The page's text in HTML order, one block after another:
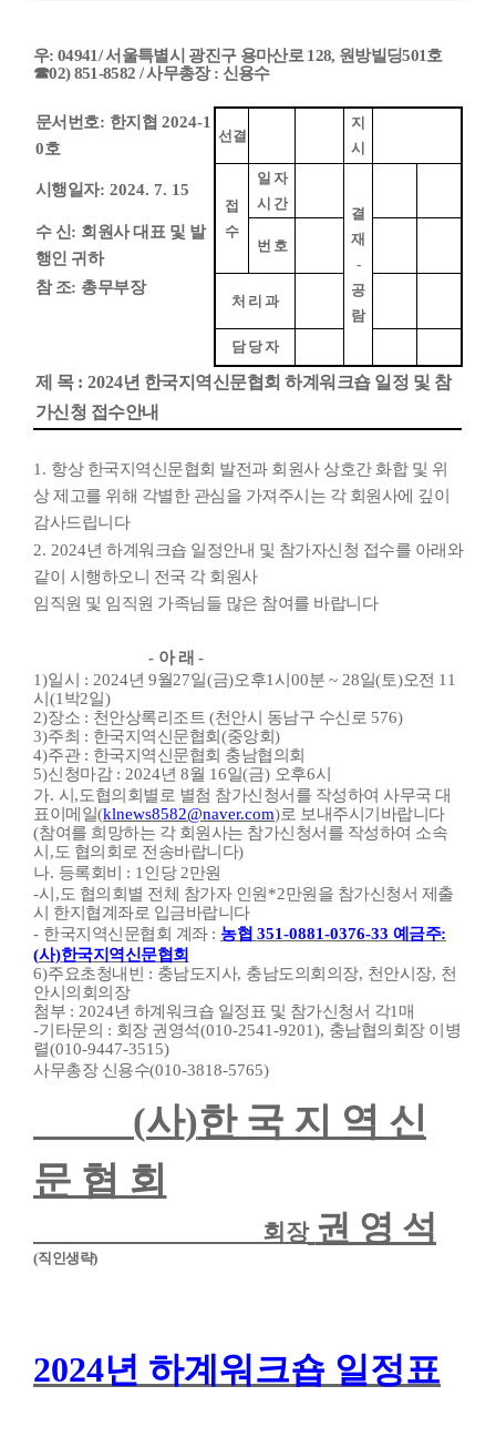
우: 04941/서울특별시 광진구 용마산로 128, 원방빌딩501호
☎02) 851-8582 /사무총장: 신용수
문서번호: 한지협 2024-1
0호
선결
지
시
시행일자: 2024. 7. 15
접
수
일 자
시 간
결
재
-
공
람
수 신 : 회원사 대표 및 발
행인 귀하
번 호
참 조: 총무부장
처 리 과
담 당 자
제 목 : 2024년 한국지역신문협회 하계워크숍 일정 및 참
가신청 접수안내
1. 항상 한국지역신문협회 발전과 회원사 상호간 화합 및 위
상 제고를 위해 각별한 관심을 가져주시는 각 회원사에 깊이
감사드립니다
2. 2024년 하계워크숍 일정안내 및 참가자신청 접수를 아래와
같이 시행하오니 전국 각 회원사
임직원 및 임직원 가족님들 많은 참여를 바랍니다
- 아 래 -
1)일시 : 2024년 9월27일(금)오후1시 00분 ~ 28일(토)오전 11
시 (1 박2일)
2)장소 : 천안상록리조트 (천안시 동남구 수신로 576)
3)주최 : 한국지역신문협회 (중앙회)
4)주관 : 한국지역신문협회 충남협의회
5)신청마감 : 2024년 8월 16일(금) 오후6시
가. 시 ,도협의회별로 별첨 참가신청서를 작성하여 사무국 대
표이메일(klnews8582@naver.com)로 보내주시기바랍니다
(참여를 희망하는 각 회원사는 참가신청서를 작성하여 소속
시 ,도 협의회로 전송바랍니다)
나. 등록회비 : 1 인당 2만원
-시 ,도 협의회별 전체 참가자 인원 *2만원을 참가신청서 제출
시 한지협계좌로 입금바랍니다
- 한국지역신문협회 계좌 : 농협 351-0881-0376-33 예금주:
(사)한국지역신문협회
6)주요초청내빈 : 충남도지사, 충남도의회의장, 천안시장, 천
안시의회의장
첨부 : 2024년 하계워크숍 일정표 및 참가신청서 각1 매
-기 타문의 : 회장 권영석(010-2541-9201), 충남협의회장 이병
렬(010-9447-3515)
사무총장 신용수(010-3818-5765)
(사)한 국 지 역 신
문 협 회
회장 권 영 석
(직인생략)
2024년 하계워크숍 일정표